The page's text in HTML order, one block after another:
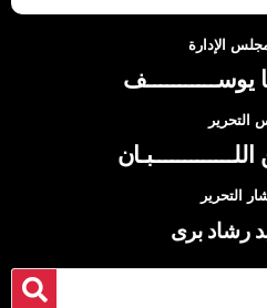
الإدارة
يوســـــــــــف
التحرير
التحرير
رشاد برى